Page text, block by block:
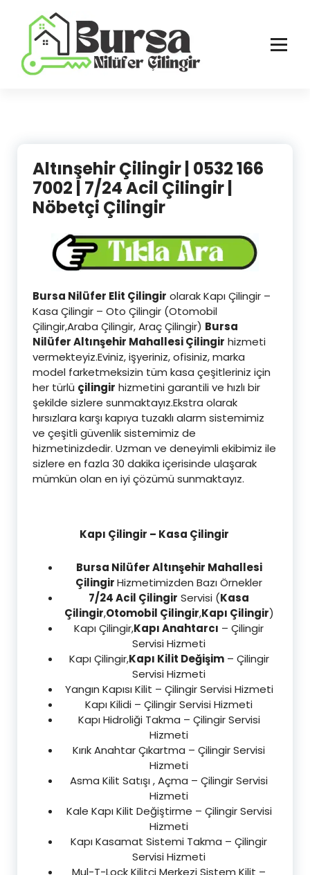
Altınşehir Çilingir | 0532 166
7002 | 7/24 Acil Çilingir |
Nöbetçi Çilingir
Bursa Nilüfer Elit Çilingir olarak Kapı Çilingir –
Kasa Çilingir – Oto Çilingir (Otomobil
Çilingir,Araba Çilingir, Araç Çilingir) Bursa
Nilüfer Altınşehir Mahallesi Çilingir hizmeti
vermekteyiz.Eviniz, işyeriniz, ofisiniz, marka
model farketmeksizin tüm kasa çeşitleriniz için
her türlü çilingir hizmetini garantili ve hızlı bir
şekilde sizlere sunmaktayız.Ekstra olarak
hırsızlara karşı kapıya tuzaklı alarm sistemimiz
ve çeşitli güvenlik sistemimiz de
hizmetinizdedir. Uzman ve deneyimli ekibimiz ile
sizlere en fazla 30 dakika içerisinde ulaşarak
mümkün olan en iyi çözümü sunmaktayız.
Kapı Çilingir – Kasa Çilingir
Bursa Nilüfer Altınşehir Mahallesi
ÇilingirHizmetimizden Bazı Örnekler
7/24 Acil Çilingir Servisi (Kasa
Çilingir,Otomobil Çilingir,Kapı Çilingir)
Kapı Çilingir,Kapı Anahtarcı – Çilingir
Servisi Hizmeti
Kapı Çilingir,Kapı Kilit Değişim– Çilingir
Servisi Hizmeti
Yangın Kapısı Kilit – Çilingir Servisi Hizmeti
Kapı Kilidi – Çilingir Servisi Hizmeti
Kapı Hidroliği Takma – Çilingir Servisi
Hizmeti
Kırık Anahtar Çıkartma – Çilingir Servisi
Hizmeti
Asma Kilit Satışı , Açma – Çilingir Servisi
Hizmeti
Kale Kapı Kilit Değiştirme – Çilingir Servisi
Hizmeti
Kapı Kasamat Sistemi Takma – Çilingir
Servisi Hizmeti